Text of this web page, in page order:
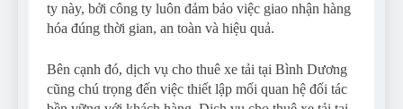
ty này, bởi công ty luôn đảm bảo việc giao nhận hàng
hóa đúng thời gian, an toàn và hiệu quả.
Bên cạnh đó, dịch vụ cho thuê xe tải tại Bình Dương
cũng chú trọng đến việc thiết lập mối quan hệ đối tác